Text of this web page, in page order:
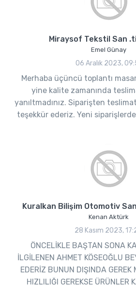
Miraysof Tekstil San
Emel Günay
06 Aralık 2023,
Merhaba üçüncü toplantı
yine kalite zamanında
yanıltmadınız. Siparişten
teşekkür ederiz. Yeni
Kuralkan Bilişim Otomotiv
Kenan Aktürk
28 Kasım 2023,
ÖNCELİKLE BAŞTAN SONA
İLGİLENEN AHMET KÖSEOĞLU
EDERİZ BUNUN DIŞINDA GEREK
HIZLILIĞI GEREKSE ÜRÜNLER